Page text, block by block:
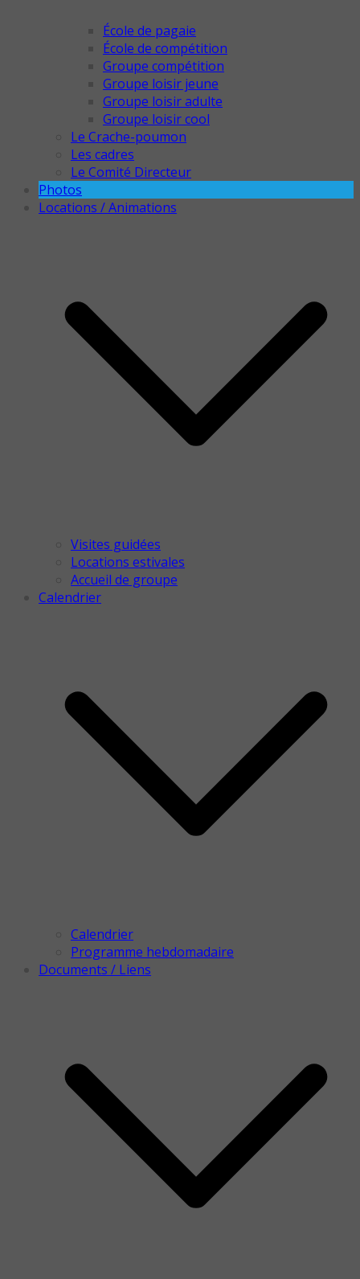
École de pagaie
École de compétition
Groupe compétition
Groupe loisir jeune
Groupe loisir adulte
Groupe loisir cool
Le Crache-poumon
Les cadres
Le Comité Directeur
Photos
Locations / Animations
Visites guidées
Locations estivales
Accueil de groupe
Calendrier
Calendrier
Programme hebdomadaire
Documents / Liens